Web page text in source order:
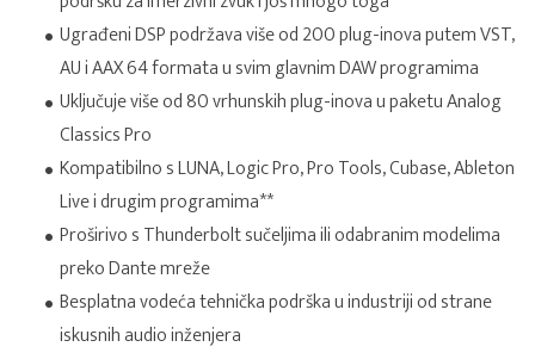
Ugrađeni DSP podržava više od 200 plug-inova putem VST,
AU i AAX 64 formata u svim glavnim DAW programima
Uključuje više od 80 vrhunskih plug-inova u paketu Analog
Classics Pro
Kompatibilno s LUNA, Logic Pro, Pro Tools, Cubase, Ableton
Live i drugim programima**
Proširivo s Thunderbolt sučeljima ili odabranim modelima
preko Dante mreže
Besplatna vodeća tehnička podrška u industriji od strane
iskusnih audio inženjera